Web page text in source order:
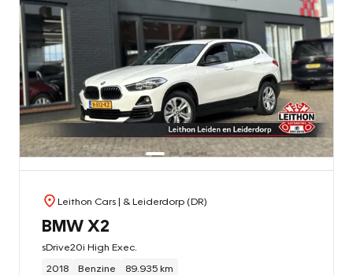
Leithon Cars| & Leiderdorp (DR)
BMW X2
sDrive20i High Exec.
2018
Benzine 89.935 km